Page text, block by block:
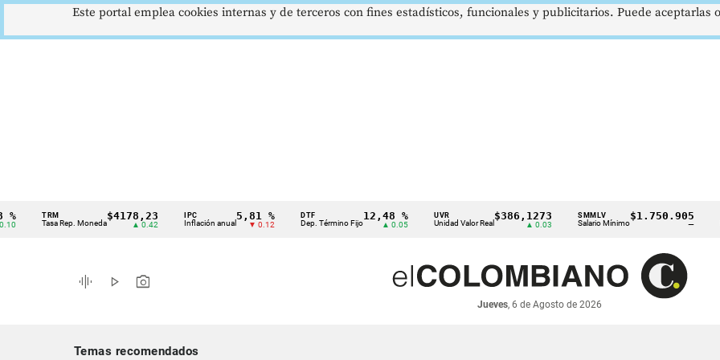
Cintillo
indicadores
económicos
TRM
Tasa Rep. Moneda
$4178,23
▲ 0.42
IPC
Inflación anual
5,81 %
▼ 0.12
DTF
Dep. Término Fijo
12,48 %
▲ 0.05
UVR
Unidad Valor Real
$386,1273
▲ 0.03
SMMLV
Salario Mínimo
$1.750.905 BRENT
Petróleo
graphic_eq play_arrow photo_camera
Jueves, 6 de Agosto de 2026
Temas recomendados
Este portal emplea cookies internas y de terceros con fines estadísticos, funcionales y publicitarios. Puede aceptarlas